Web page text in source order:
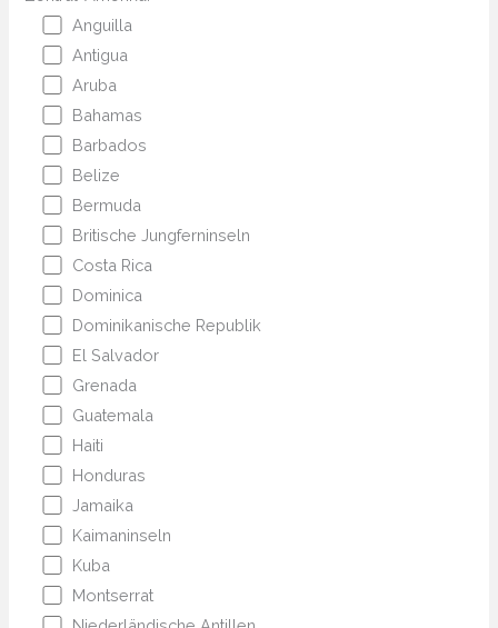
Anguilla
Antigua
Aruba
Bahamas
Barbados
Belize
Bermuda
Britische Jungferninseln
Costa Rica
Dominica
Dominikanische Republik
El Salvador
Grenada
Guatemala
Haiti
Honduras
Jamaika
Kaimaninseln
Kuba
Montserrat